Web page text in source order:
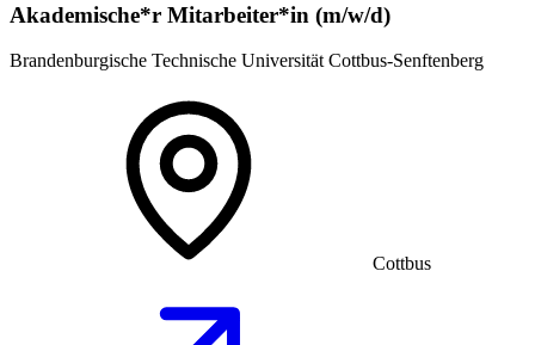
Akademische*r Mitarbeiter*in (m/w/d)
Brandenburgische Technische Universität Cottbus-Senftenberg
Cottbus